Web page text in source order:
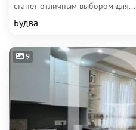
станет отличным выбором для...
Будва
9